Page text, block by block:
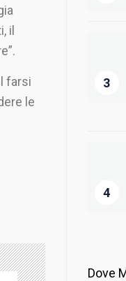
il
farsi
le
3
4
Dove